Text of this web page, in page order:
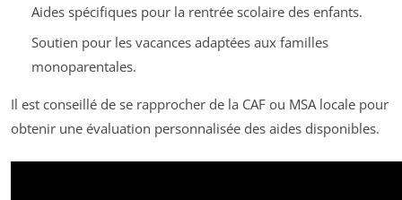
Aides spécifiques pour la rentrée scolaire des enfants.
Soutien pour les vacances adaptées aux familles
monoparentales.
Il est conseillé de se rapprocher de la CAF ou MSA locale pour
obtenir une évaluation personnalisée des aides disponibles.